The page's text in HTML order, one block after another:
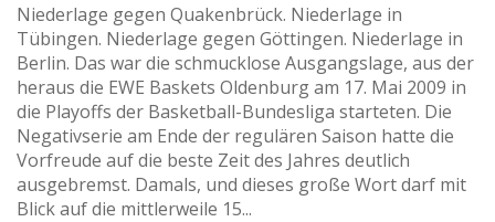
Niederlage gegen Quakenbrück. Niederlage in
Tübingen. Niederlage gegen Göttingen. Niederlage in
Berlin. Das war die schmucklose Ausgangslage, aus der
heraus die EWE Baskets Oldenburg am 17. Mai 2009 in
die Playoffs der Basketball-Bundesliga starteten. Die
Negativserie am Ende der regulären Saison hatte die
Vorfreude auf die beste Zeit des Jahres deutlich
ausgebremst. Damals, und dieses große Wort darf mit
Blick auf die mittlerweile 15...